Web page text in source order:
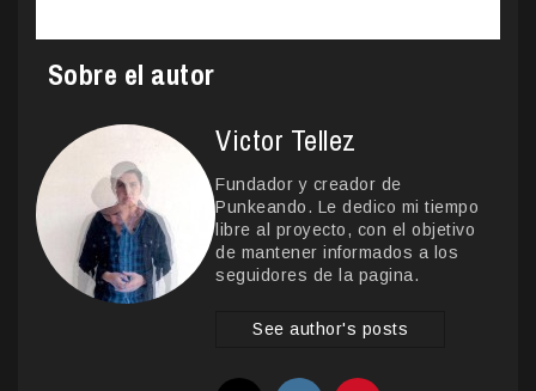
Sobre el autor
Victor Tellez
Fundador y creador de
Punkeando. Le dedico mi tiempo
libre al proyecto, con el objetivo
de mantener informados a los
seguidores de la pagina.
See author's posts